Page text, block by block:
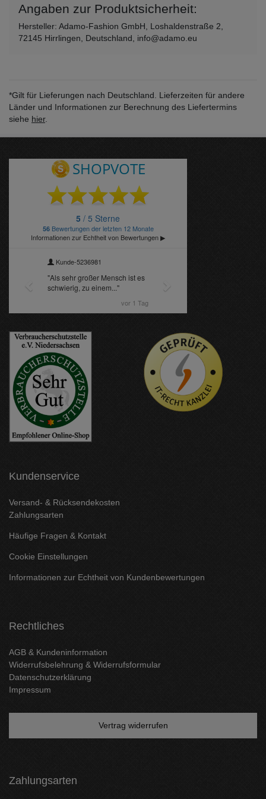
Angaben zur Produktsicherheit:
Hersteller: Adamo-Fashion GmbH, Loshaldenstraße 2,
72145 Hirrlingen, Deutschland, info@adamo.eu
*Gilt für Lieferungen nach Deutschland. Lieferzeiten für andere
Länder und Informationen zur Berechnung des Liefertermins
siehe hier.
Kundenservice
Versand- & Rücksendekosten
Zahlungsarten
Häufige Fragen & Kontakt
Cookie Einstellungen
Informationen zur Echtheit von Kundenbewertungen
Rechtliches
AGB & Kundeninformation
Widerrufsbelehrung & Widerrufsformular
Datenschutzerklärung
Impressum
Vertrag widerrufen
Zahlungsarten